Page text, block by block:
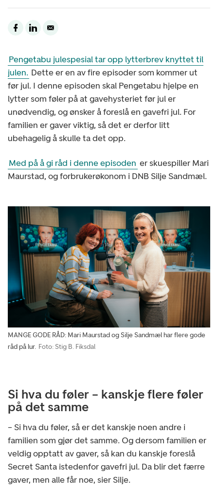
Pengetabu julespesial tar opp lytterbrev knyttet til
julen. Dette er en av fire episoder som kommer ut
før jul. I denne episoden skal Pengetabu hjelpe en
lytter som føler på at gavehysteriet før jul er
unødvendig, og ønsker å foreslå en gavefri jul. For
familien er gaver viktig, så det er derfor litt
ubehagelig å skulle ta det opp.
Med på å gi råd i denne episoden er skuespiller Mari
Maurstad, og forbrukerøkonom i DNB Silje Sandmæl.
MANGE GODE RÅD: Mari Maurstad og Silje Sandmæl har flere gode
råd på lur. Foto: Stig B. Fiksdal
Si hva du føler – kanskje flere føler
på det samme
– Si hva du føler, så er det kanskje noen andre i
familien som gjør det samme. Og dersom familien er
veldig opptatt av gaver, så kan du kanskje foreslå
Secret Santa istedenfor gavefri jul. Da blir det færre
gaver, men alle får noe, sier Silje.